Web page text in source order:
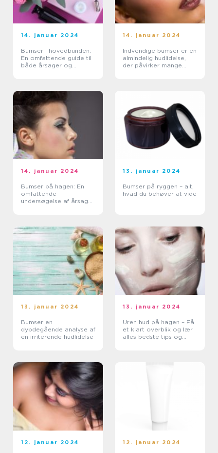
14. januar 2024
Bumser i hovedbunden:
En omfattende guide til
både årsager og
14. januar 2024
Indvendige bumser er en
almindelig hudlidelse,
der påvirker mange
14. januar 2024
Bumser på hagen: En
omfattende
undersøgelse af årsager,
13. januar 2024
Bumser på ryggen – alt,
hvad du behøver at vide
13. januar 2024
Bumser en
dybdegående analyse af
en irriterende hudlidelse
13. januar 2024
Uren hud på hagen – Få
et klart overblik og lær
alles bedste tips og
12. januar 2024 12. januar 2024